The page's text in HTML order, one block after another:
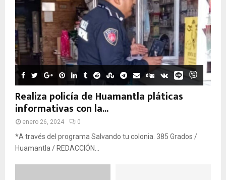
Realiza policía de Huamantla pláticas
informativas con la...
enero 26, 2024 0
*A través del programa Salvando tu colonia. 385 Grados /
Huamantla / REDACCIÓN...